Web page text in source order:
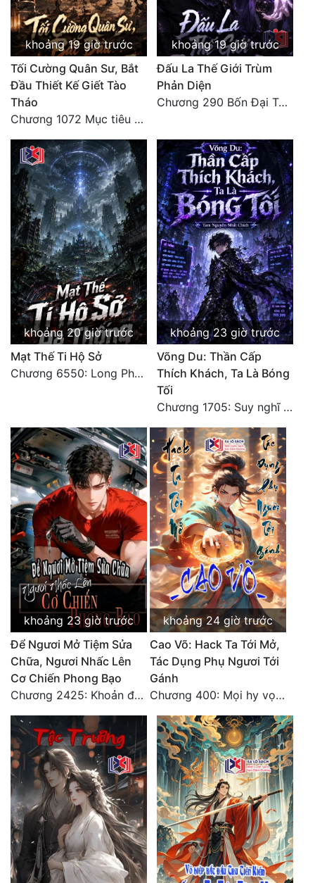
Quân Sự
Sảng Văn
Sủng
Tiên Hiệp
Tiểu Thuyết
Trinh Thám
Triều Đấu
Trùng Sinh
Trọng Sinh
Tu Chân
Tu Tiên
Võ Hiệp
Võng Du
Xuyên Không
Xuyên Nhanh
Xuyên Sách
Xuyên Thư
Điền Văn
Đô Thị
Đông Phương
Đông Phương Huyền Huyễn
Đồng Nhân
Cẩu Đạo Trường Sinh
Ngự Thú
Truyện Nam
Truyện Nữ
khoảng 19 giờ trước
Tối Cường Quân Sư, Bắt
Đầu Thiết Kế Giết Tào
Tháo
Chương 1072 Mục tiêu của chúng ta là biển sao trời (2/2)
khoảng 19 giờ trước
Đấu La Thế Giới Trùm
Phản Diện
Chương 290 Bốn Đại Tông Môn Đơn Thuộc Tính Vô Cùng Thê Lương
khoảng 20 giờ trước
Mạt Thế Ti Hộ Sở
Chương 6550: Long Phượng Thần Trận
khoảng 23 giờ trước
Võng Du: Thần Cấp
Thích Khách, Ta Là Bóng
Tối
Chương 1705: Suy nghĩ sinh tồn của Vô Danh Tuyết!
khoảng 23 giờ trước
Để Ngươi Mở Tiệm Sửa
Chữa, Ngươi Nhấc Lên
Cơ Chiến Phong Bạo
Chương 2425: Khoản đầu tư của Tượng Chủ!! Nỗi nghi hoặc của Tô Bạch!
khoảng 24 giờ trước
Cao Võ: Hack Ta Tới Mở,
Tác Dụng Phụ Ngươi Tới
Gánh
Chương 400: Mọi hy vọng đặt trên Tô Mặc!